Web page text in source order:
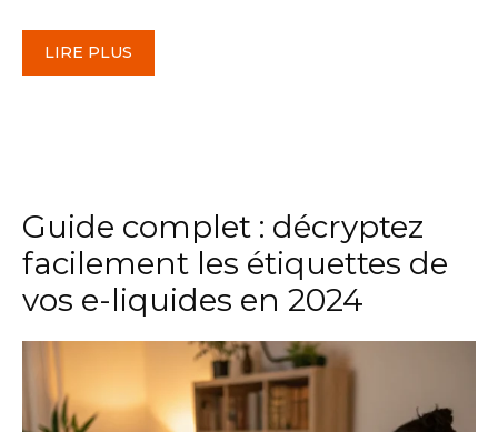
LIRE PLUS
Guide complet : décryptez
facilement les étiquettes de
vos e-liquides en 2024